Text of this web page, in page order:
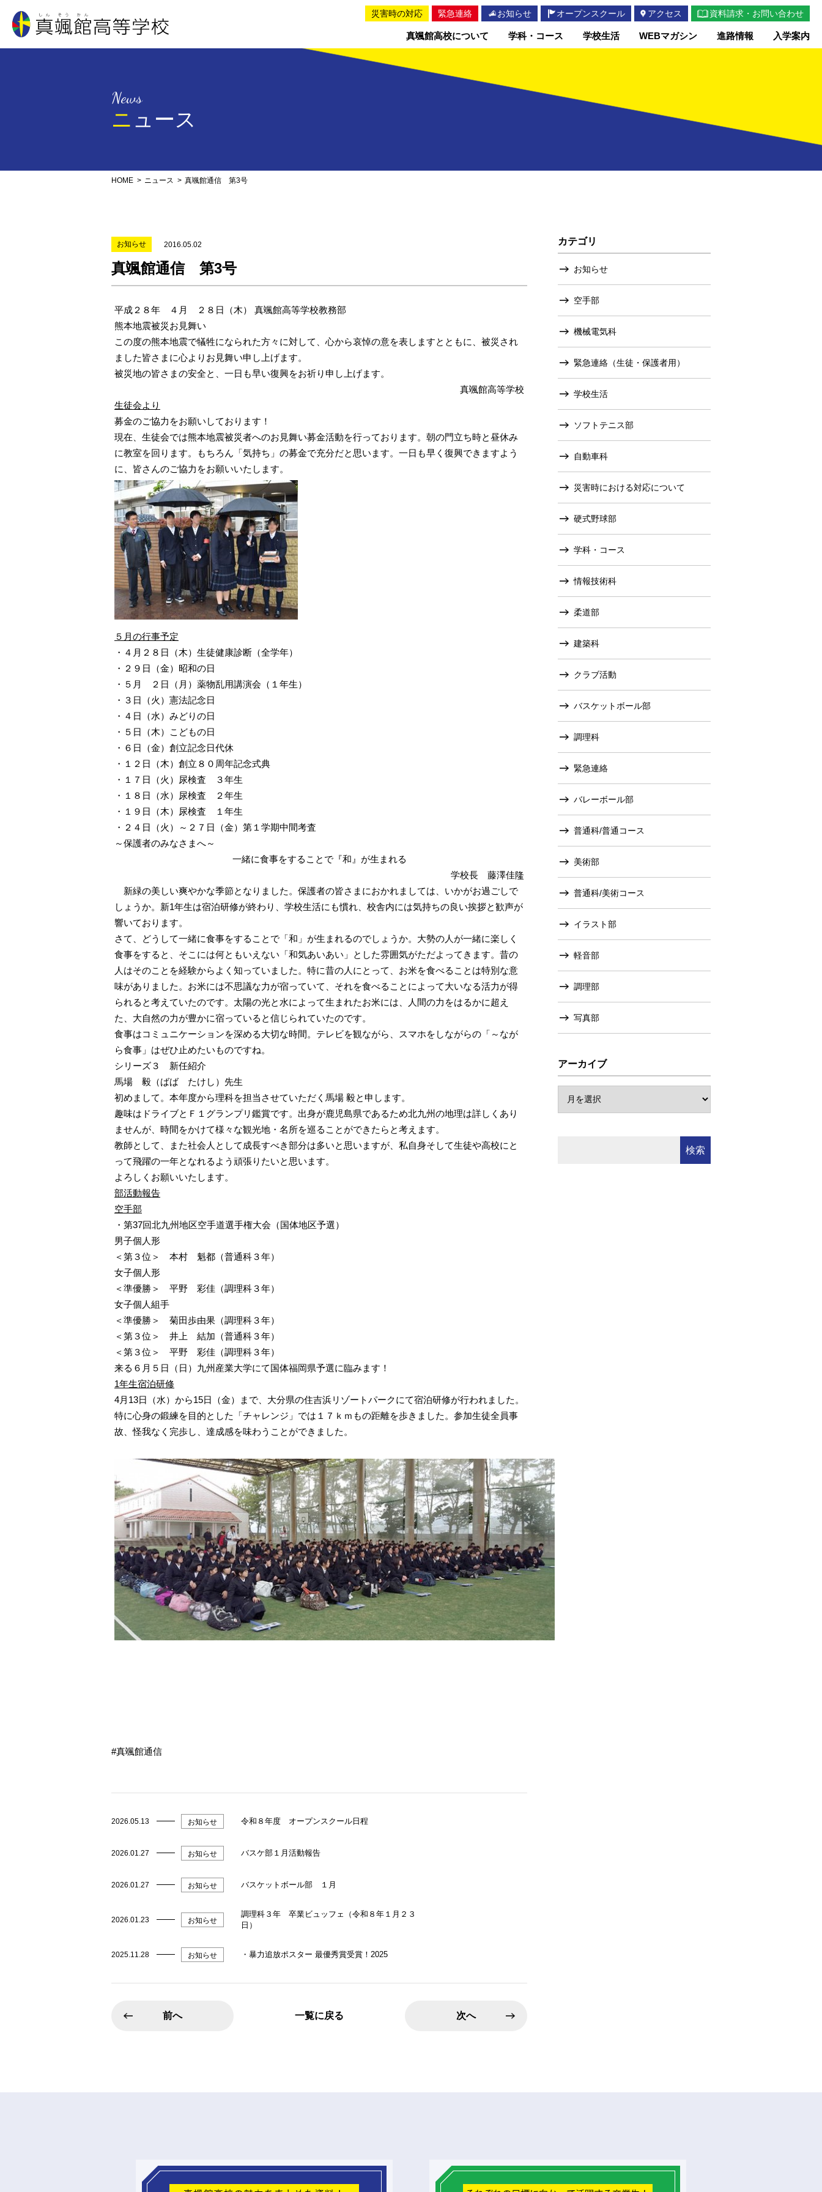
真颯館高校について
学科・コース 学校生活 WEBマガシン 進路情報 入学案内
災害時の対応 緊急連絡 お知らせ オープンスクール アクセス 資料請求・お問い合わせ
News
ニュース
HOME ニュース 真颯館通信 第3号
お知らせ 2016.05.02
真颯館通信 第3号
平成２８年 ４月 ２８日（木） 真颯館高等学校教務部
熊本地震被災お見舞い
この度の熊本地震で犠牲になられた方々に対して、心から哀悼の意を表しますとともに、被災され
ました皆さまに心よりお見舞い申し上げます。
被災地の皆さまの安全と、一日も早い復興をお祈り申し上げます。
真颯館高等学校
生徒会より
募金のご協力をお願いしております！
現在、生徒会では熊本地震被災者へのお見舞い募金活動を行っております。朝の門立ち時と昼休み
に教室を回ります。もちろん「気持ち」の募金で充分だと思います。一日も早く復興できますよう
に、皆さんのご協力をお願いいたします。
５月の行事予定
・４月２８日（木）生徒健康診断（全学年）
・２９日（金）昭和の日
・５月 ２日（月）薬物乱用講演会（１年生）
・３日（火）憲法記念日
・４日（水）みどりの日
・５日（木）こどもの日
・６日（金）創立記念日代休
・ １２日（木）創立８０周年記念式典
・ １７日（火）尿検査 ３年生
・１８日（水）尿検査 ２年生
・１９日（木）尿検査 １年生
・ ２４日（火）～２７日（金）第１学期中間考査
～保護者のみなさまへ～
一緒に食事をすることで『和』が生まれる
学校長 藤澤佳隆
新緑の美しい爽やかな季節となりました。保護者の皆さまにおかれましては、いかがお過ごしで
しょうか。新1年生は宿泊研修が終わり、学校生活にも慣れ、校舎内には気持ちの良い挨拶と歓声が
響いております。
さて、どうして一緒に食事をすることで「和」が生まれるのでしょうか。大勢の人が一緒に楽しく
食事をすると、そこには何ともいえない「和気あいあい」とした雰囲気がただよってきます。昔の
人はそのことを経験からよく知っていました。特に昔の人にとって、お米を食べることは特別な意
味がありました。お米には不思議な力が宿っていて、それを食べることによって大いなる活力が得
られると考えていたのです。太陽の光と水によって生まれたお米には、人間の力をはるかに超え
た、大自然の力が豊かに宿っていると信じられていたのです。
食事はコミュニケーションを深める大切な時間。テレビを観ながら、スマホをしながらの「～なが
ら食事」はぜひ止めたいものですね。
シリーズ３ 新任紹介
馬場 毅 （ばば たけし） 先生
初めまして。本年度から理科を担当させていただく馬場 毅と申します。
趣味はドライブとＦ１グランプリ鑑賞です。出身が鹿児島県であるため北九州の地理は詳しくあり
ませんが、時間をかけて様々な観光地・名所を巡ることができたらと考えます。
教師として、また社会人として成長すべき部分は多いと思いますが、私自身そして生徒や高校にと
って飛躍の一年となれるよう頑張りたいと思います。
よろしくお願いいたします。
部活動報告
空手部
・第37回北九州地区空手道選手権大会（国体地区予選）
男子個人形
＜第３位＞ 本村 魁都（普通科３年）
女子個人形
＜準優勝＞ 平野 彩佳（調理科３年）
女子個人組手
＜準優勝＞ 菊田歩由果（調理科３年）
＜第３位＞ 井上 結加（普通科３年）
＜第３位＞ 平野 彩佳（調理科３年）
来る６月５日（日）九州産業大学にて国体福岡県予選に臨みます！
1年生宿泊研修
4月13日（水）から15日（金）まで、大分県の住吉浜リゾートパークにて宿泊研修が行われました。
特に心身の鍛練を目的とした「チャレンジ」では１７ｋｍもの距離を歩きました。参加生徒全員事
故、怪我なく完歩し、達成感を味わうことができました。
真颯館通信
2026.05.13 お知らせ 令和８年度 オープンスクール日程
2026.01.27 お知らせ バスケ部１月活動報告
2026.01.27 お知らせ バスケットボール部 １月
2026.01.23 お知らせ
調理科３年 卒業ビュッフェ（令和８年１月２３
日）
2025.11.28 お知らせ ・暴力追放ポスター 最優秀賞受賞！2025
前へ 一覧に戻る 次へ
カテゴリ
お知らせ
空手部
機械電気科
緊急連絡（生徒・保護者用）
学校生活
ソフトテニス部
自動車科
災害時における対応について
硬式野球部
学科・コース
情報技術科
柔道部
建築科
クラブ活動
バスケットボール部
調理科
緊急連絡
バレーボール部
普通科/普通コース
美術部
普通科/美術コース
イラスト部
軽音部
調理部
写真部
アーカイブ